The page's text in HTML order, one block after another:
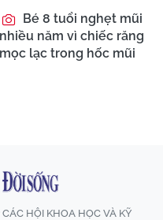
Bé 8 tuổi nghẹt mũi
nhiều năm vì chiếc răng
mọc lạc trong hốc mũi
CÁC HỘI KHOA HỌC VÀ KỸ